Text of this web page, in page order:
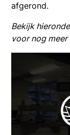
afgerond.
Bekijk
voor nog